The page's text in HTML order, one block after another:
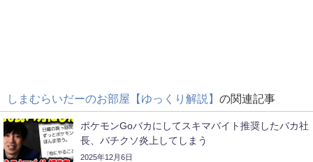
しまむらいだーのお部屋【ゆっくり解説】 の関連記事
ポケモンGoバカにしてスキマバイト推奨したバカ社
長、バチクソ炎上してしまう
2025年12月6日